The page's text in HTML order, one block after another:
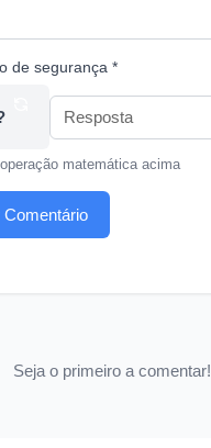
de segurança *
matemática acima
Comentário
Seja o primeiro a comentar!